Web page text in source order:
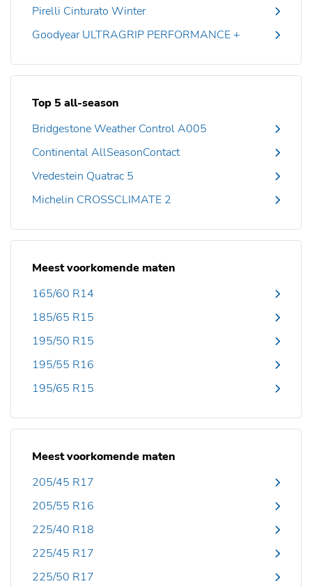
Pirelli Cinturato Winter
Goodyear ULTRAGRIP PERFORMANCE +
Top 5 all-season
Bridgestone Weather Control A005
Continental AllSeasonContact
Vredestein Quatrac 5
Michelin CROSSCLIMATE 2
Meest voorkomende maten
165/60 R14
185/65 R15
195/50 R15
195/55 R16
195/65 R15
Meest voorkomende maten
205/45 R17
205/55 R16
225/40 R18
225/45 R17
225/50 R17